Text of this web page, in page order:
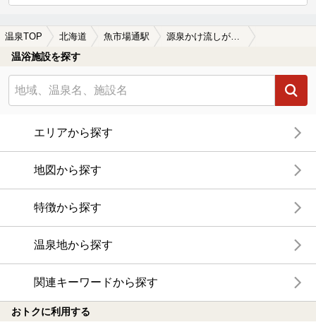
温泉TOP 北海道 魚市場通駅
温浴施設を探す
エリアから探す
地図から探す
特徴から探す
温泉地から探す
関連キーワードから探す
おトクに利用する